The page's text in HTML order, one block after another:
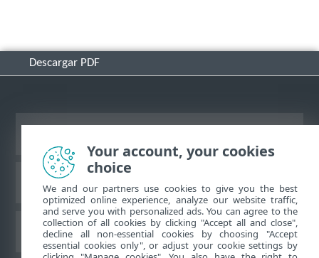
Descargar PDF
Base de conocimiento de ESET
Foro de ESET
Your account, your cookies
choice
We and our partners use cookies to give you the best
optimized online experience, analyze our website traffic,
and serve you with personalized ads. You can agree to the
collection of all cookies by clicking "Accept all and close",
decline all non-essential cookies by choosing "Accept
essential cookies only", or adjust your cookie settings by